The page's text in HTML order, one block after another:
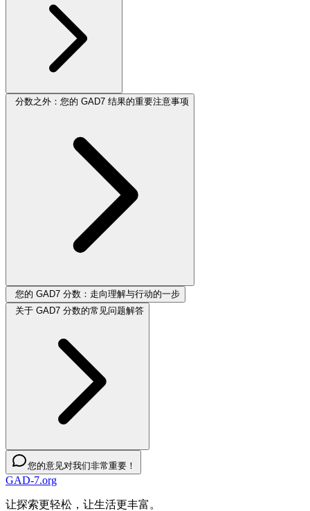
分数之外：您的 GAD7 结果的重要注意事项
您的 GAD7 分数：走向理解与行动的一步
关于 GAD7 分数的常见问题解答
您的意见对我们非常重要！
GAD-7.org
让探索更轻松，让生活更丰富。